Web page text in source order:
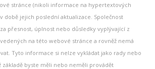
stránce (nikoli informace na hypertextových
době jejich poslední aktualizace. Společnost
přesnost, úplnost nebo důsledky vyplývající z
na této webové stránce a rovněž nemá
Tyto informace si nelze vykládat jako rady nebo
základě byste měli nebo neměli provádět